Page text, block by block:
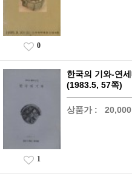
0
한국의 기와-연
(1983.5, 57쪽)
상품가 : 20,000
1